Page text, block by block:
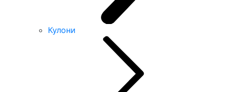
Кулони